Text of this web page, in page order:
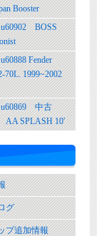
Booster
BOSS
Fender
70L. 1999~2002
中古
SPLASH 10′
グ
プ追加情報